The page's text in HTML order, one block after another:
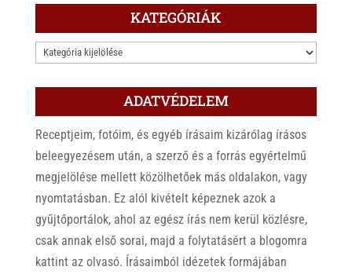
KATEGÓRIÁK
KATEGÓRIÁK
ADATVÉDELEM
Receptjeim, fotóim, és egyéb írásaim kizárólag írásos
beleegyezésem után, a szerző és a forrás egyértelmű
megjelölése mellett közölhetőek más oldalakon, vagy
nyomtatásban. Ez alól kivételt képeznek azok a
gyűjtőportálok, ahol az egész írás nem kerül közlésre,
csak annak első sorai, majd a folytatásért a blogomra
kattint az olvasó. Írásaimból idézetek formájában